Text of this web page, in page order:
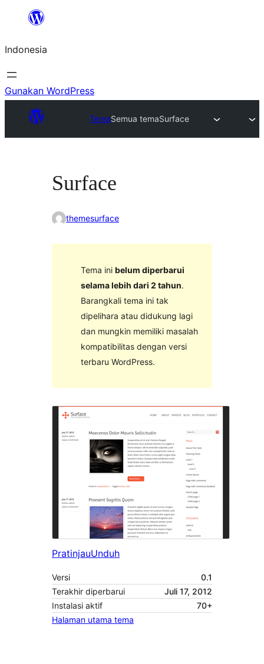
Lewati
konten
Indonesia
Gunakan WordPress
TemaSemua temaSurface
Surface
themesurface
Tema ini belum diperbarui
selama lebih dari 2 tahun.
Barangkali tema ini tak
dipelihara atau didukung lagi
dan mungkin memiliki masalah
kompatibilitas dengan versi
terbaru WordPress.
PratinjauUnduh
Versi
0.1
Terakhir diperbarui
Juli 17, 2012
Instalasi aktif
70+
Halaman utama tema